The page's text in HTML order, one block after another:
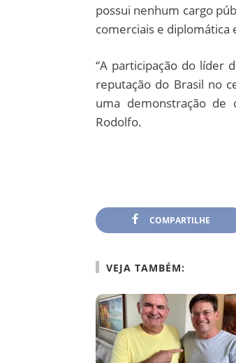
possui nenhum cargo
comerciais e diplomática
“A participação do líder
reputação do Brasil no
uma demonstração de
Rodolfo.
COMPARTILHE
VEJA TAMBÉM: